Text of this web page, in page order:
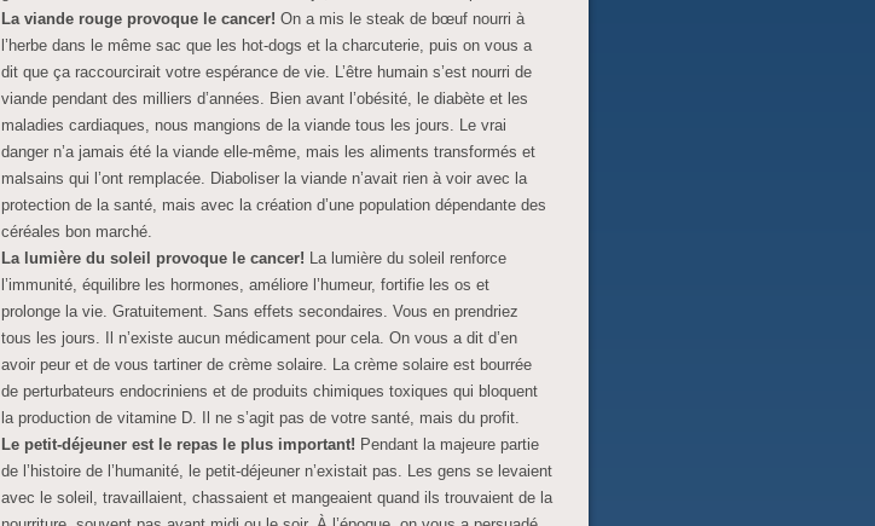
La viande rouge provoque le cancer! On a mis le steak de bœuf nourri à
l’herbe dans le même sac que les hot-dogs et la charcuterie, puis on vous a
dit que ça raccourcirait votre espérance de vie. L’être humain s’est nourri de
viande pendant des milliers d’années. Bien avant l’obésité, le diabète et les
maladies cardiaques, nous mangions de la viande tous les jours. Le vrai
danger n’a jamais été la viande elle-même, mais les aliments transformés et
malsains qui l’ont remplacée. Diaboliser la viande n’avait rien à voir avec la
protection de la santé, mais avec la création d’une population dépendante des
céréales bon marché.
La lumière du soleil provoque le cancer! La lumière du soleil renforce
l’immunité, équilibre les hormones, améliore l’humeur, fortifie les os et
prolonge la vie. Gratuitement. Sans effets secondaires. Vous en prendriez
tous les jours. Il n’existe aucun médicament pour cela. On vous a dit d’en
avoir peur et de vous tartiner de crème solaire. La crème solaire est bourrée
de perturbateurs endocriniens et de produits chimiques toxiques qui bloquent
la production de vitamine D. Il ne s’agit pas de votre santé, mais du profit.
Le petit-déjeuner est le repas le plus important! Pendant la majeure partie
de l’histoire de l’humanité, le petit-déjeuner n’existait pas. Les gens se levaient
avec le soleil, travaillaient, chassaient et mangeaient quand ils trouvaient de la